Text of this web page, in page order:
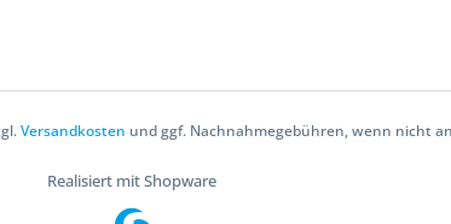
Versandkosten und ggf. Nachnahmegebühren, wenn nicht
Realisiert mit Shopware